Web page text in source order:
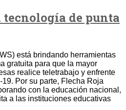
tecnología de punta
está brindando herramientas
gratuita para que la mayor
realice teletrabajo y enfrente
Por su parte, Flecha Roja
con la educación nacional,
a las instituciones educativas